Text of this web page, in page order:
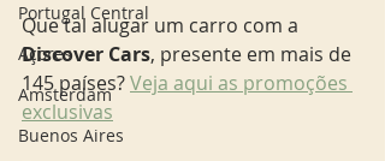
Portugal Central
Açores
Amsterdam
Buenos Aires
Que tal alugar um carro com a
Discover Cars, presente em mais de
145 países? Veja aqui as promoções
exclusivas